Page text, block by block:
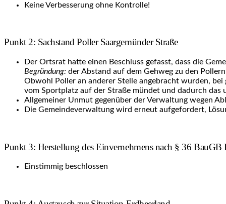
Keine Verbesserung ohne Kontrolle!
Punkt 2: Sachstand Poller Saargemünder Straße
Der Ortsrat hatte einen Beschluss gefasst, dass die
Begründung: der Abstand auf dem Gehweg zu den
Obwohl Poller an anderer Stelle angebracht wurden,
vom Sportplatz auf der Straße mündet und dadurch
Allgemeiner Unmut gegenüber der Verwaltung wegen
Die Gemeindeverwaltung wird erneut aufgefordert,
Punkt 3: Herstellung des Einvernehmens nach § 36
Einstimmig beschlossen